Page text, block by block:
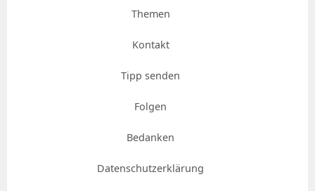
Themen
Kontakt
Tipp senden
Folgen
Bedanken
Datenschutzerklärung